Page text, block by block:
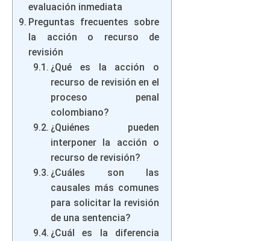
evaluación inmediata
Preguntas frecuentes sobre
la acción o recurso de
revisión
¿Qué es la acción o
recurso de revisión en el
proceso penal
colombiano?
¿Quiénes pueden
interponer la acción o
recurso de revisión?
¿Cuáles son las
causales más comunes
para solicitar la revisión
de una sentencia?
¿Cuál es la diferencia